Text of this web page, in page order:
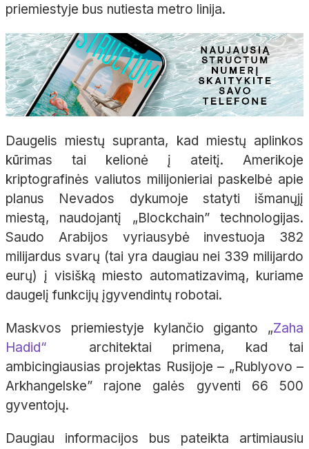
priemiestyje bus nutiesta metro linija.
Daugelis miestų supranta, kad miestų aplinkos
kūrimas tai kelionė į ateitį. Amerikoje
kriptografinės valiutos milijonieriai paskelbė apie
planus Nevados dykumoje statyti išmanųjį
miestą, naudojantį „Blockchain” technologijas.
Saudo Arabijos vyriausybė investuoja 382
milijardus svarų (tai yra daugiau nei 339 milijardo
eurų) į visišką miesto automatizavimą, kuriame
daugelį funkcijų įgyvendintų robotai.
Maskvos priemiestyje kylančio giganto „Zaha
Hadid“
architektai primena, kad tai
ambicingiausias projektas Rusijoje – „Rublyovo –
Arkhangelske” rajone galės gyventi 66 500
gyventojų.
Daugiau informacijos bus pateikta artimiausiu